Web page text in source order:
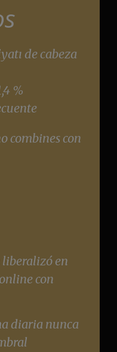
de cabeza
%
combines con
liberalizó en
con
diaria nunca